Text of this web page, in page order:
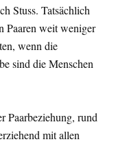
Stuss. Tatsächlich
Paaren weit weniger
wenn die
sind die Menschen
Paarbeziehung, rund
mit allen